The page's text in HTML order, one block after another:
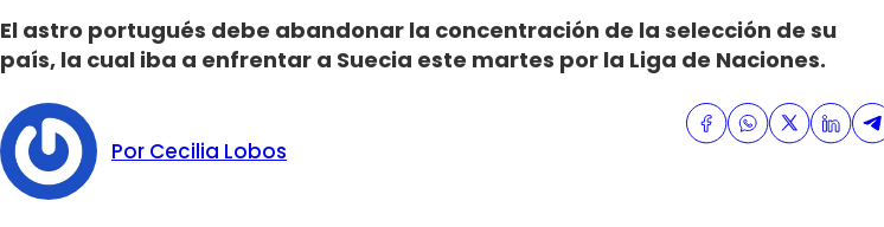
El astro portugués debe abandonar la concentración de la selección de su
país, la cual iba a enfrentar a Suecia este martes por la Liga de Naciones.
Por Cecilia Lobos